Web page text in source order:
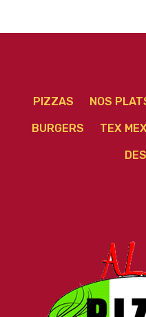
PIZZAS NOS
BURGERS TEX